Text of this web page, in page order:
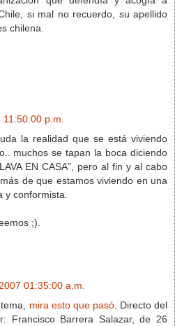
si mal no recuerdo, su apellido
chilena.
p.m.
la realidad que se está viviendo
muchos se tapan la boca diciendo
EN CASA", pero al fin y al cabo
de que estamos viviendo en una
y conformista.
;).
01:35:00 a.m.
mira esto que pasó. Directo del
Francisco Barrera Salazar, de 26